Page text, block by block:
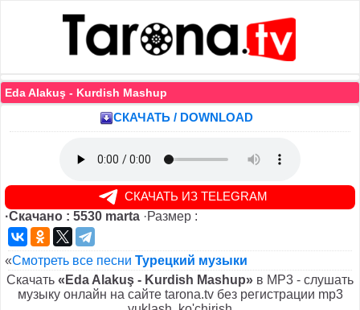
Eda Alakuş - Kurdish Mashup
СКАЧАТЬ / DOWNLOAD
СКАЧАТЬ ИЗ TELEGRAM
·Скачано : 5530 marta ·Размер :
«Смотреть все песни Турецкий музыки
Скачать «Eda Alakuş - Kurdish Mashup» в MP3 - слушать
музыку онлайн на сайте tarona.tv без регистрации mp3